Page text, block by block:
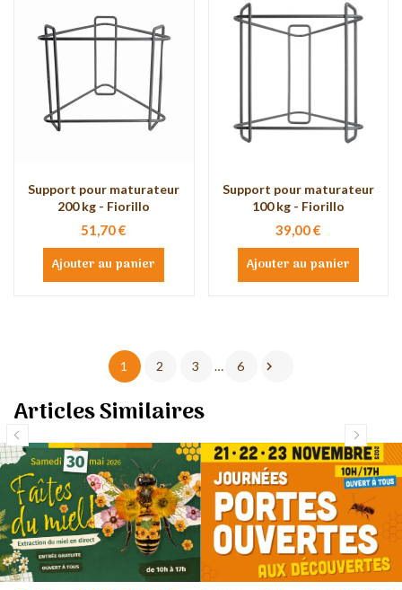
Support pour maturateur
200 kg - Fiorillo
51,70 €
Ajouter au panier
Support pour maturateur
100 kg - Fiorillo
39,00 €
Ajouter au panier
1 2 3 … 6 
Articles Similaires